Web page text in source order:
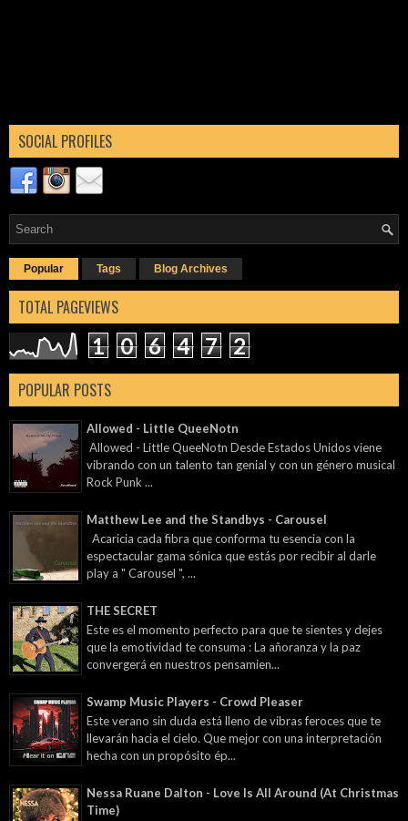
SOCIAL PROFILES
Popular Tags Blog Archives
TOTAL PAGEVIEWS
1 0 6 4 7 2
POPULAR POSTS
Allowed - Little QueeNotn
Allowed - Little QueeNotn Desde Estados Unidos viene
vibrando con un talento tan genial y con un género musical
Rock Punk ...
Matthew Lee and the Standbys - Carousel
Acaricia cada fibra que conforma tu esencia con la
espectacular gama sónica que estás por recibir al darle
play a " Carousel ", ...
THE SECRET
Este es el momento perfecto para que te sientes y dejes
que la emotividad te consuma : La añoranza y la paz
convergerá en nuestros pensamien...
Swamp Music Players - Crowd Pleaser
Este verano sin duda está lleno de vibras feroces que te
llevarán hacia el cielo. Que mejor con una interpretación
hecha con un propósito ép...
Nessa Ruane Dalton - Love Is All Around (At Christmas
Time)